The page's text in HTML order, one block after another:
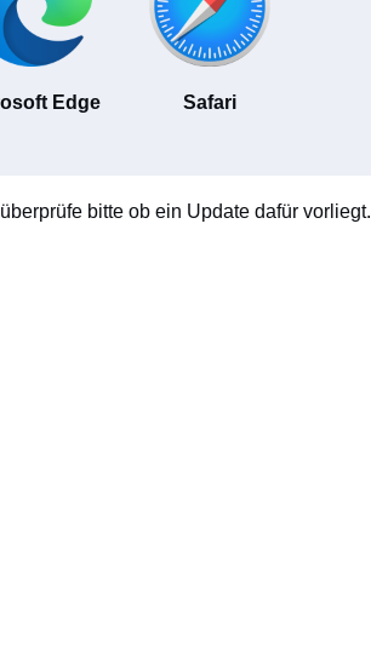
Edge Safari
bitte ob ein Update dafür vorliegt.